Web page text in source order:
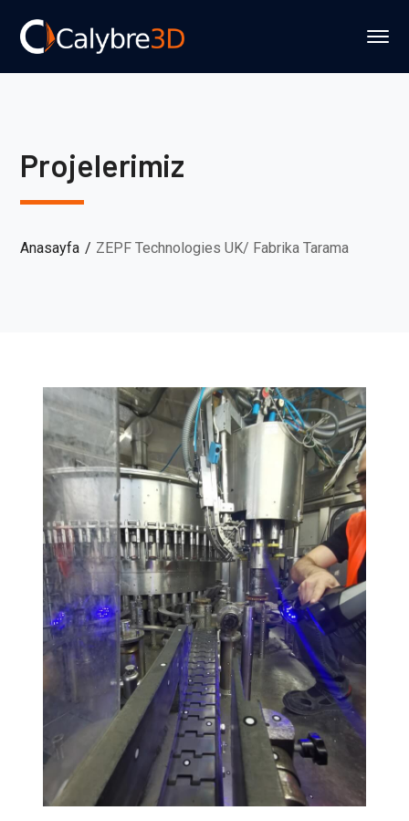
Projelerimiz
Anasayfa ZEPF Technologies UK/ Fabrika Tarama